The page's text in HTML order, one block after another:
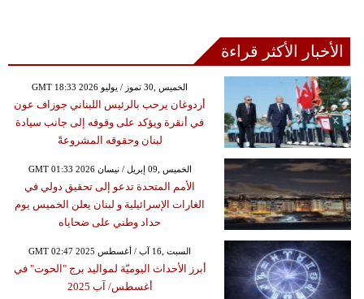
الأخبار الأكثر قراءة
GMT 18:33 2026 الخميس ,30 تموز / يوليو
أردوغان يرحب بالرئيس اللبناني جوزاف عون
في أنقرة ويؤكد على وقوفه إلى جانب سيادة
لبنان وحقوقه المشروعةً
GMT 01:33 2026 الخميس ,09 إبريل / نيسان
الأمم المتحدة تدعو إلى تحقيق دولي في
الغارات الإسرائيلية و لبنان يعلن الخميس يوم
حداد وطني على ضحاياه
GMT 02:47 2025 السبت ,16 آب / أغسطس
أبرز الأحداث اليوميّة لمواليد برج "الحوت" في
أغسطس/ آب 2025